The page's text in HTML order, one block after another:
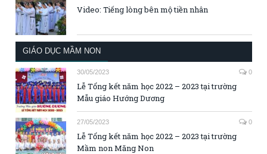
Video: Tiếng lòng bên mộ tiền nhân
GIÁO DỤC MẦM NON
30/05/2023 0
Lễ Tổng kết năm học 2022 – 2023 tại trường
Mẫu giáo Hướng Dương
27/05/2023 0
Lễ Tổng kết năm học 2022 – 2023 tại trường
Mầm non Măng Non